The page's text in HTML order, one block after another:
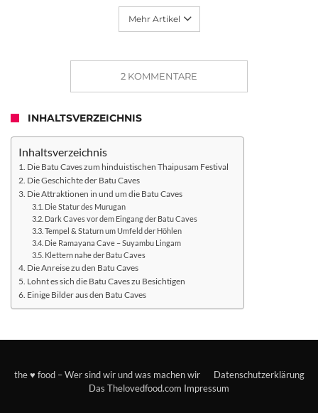
Mehr Artikel
2 KOMMENTARE
INHALTSVERZEICHNIS
Inhaltsverzeichnis
Die Batu Caves zum hinduistischen Thaipusam Festival
Die Geschichte der Batu Caves
Die Attraktionen in und um die Batu Caves
Die Statur des Murugan
Dark Caves vor dem Eingang der Batu Caves
Tempel & Staturn um Umfeld der Höhlen
Die Ramayana Cave – Suyambu Lingam
Klettern nahe der Batu Caves
Die Anreise zu den Batu Caves
Lohnt es sich die Batu Caves zu Besichtigen
Einige Bilder aus den Batu Caves
the ♥ food – Wer sind wir und was machen wir
Datenschutzerklärung
Das Thelovedfood.com Impressum